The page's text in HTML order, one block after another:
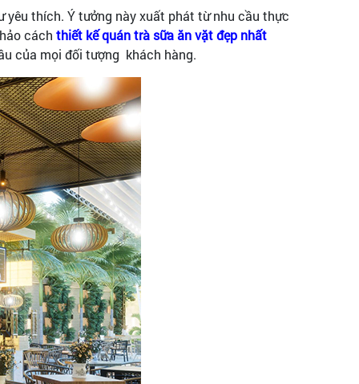
yêu thích. Ý tưởng này xuất phát từ nhu cầu thực
cách thiết kế quán trà sữa ăn vặt đẹp nhất
của mọi đối tượng khách hàng.